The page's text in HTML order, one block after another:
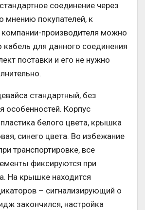
соединение через
мнению покупателей, к
производителя можно
кабель для данного соединения
поставки и его не нужно
стандартный, без
Корпус
белого цвета, крышка
синего цвета. Во избежание
транспортировке, все
фиксируются при
На крышке находится
– сигнализирующий о
закончился, настройка